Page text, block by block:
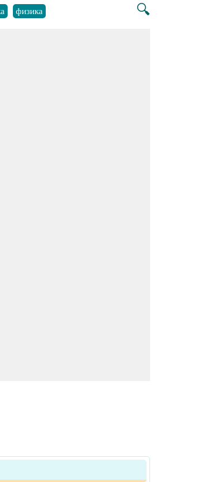
🔍
физика
динамика жидкости